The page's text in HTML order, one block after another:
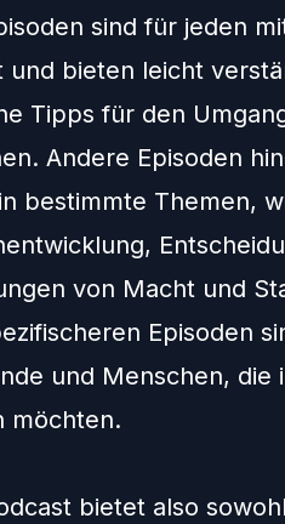
sind für jeden
und bieten leicht
Tipps für den
Andere Episoden
bestimmte Themen,
von Macht und
Episoden
und Menschen, die
möchten.
bietet also